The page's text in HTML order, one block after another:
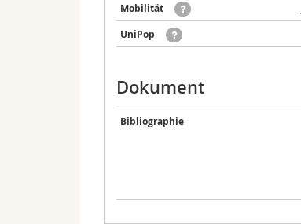
Mobilität
UniPop
Dokument
Bibliographie